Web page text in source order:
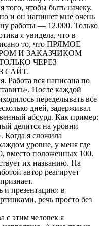
того, чтобы быть начеку.
и он напишет мне очень
работы — 12.000. Только
я увидела, что в
то, что ПРЯМОЕ
И ЗАКАЗЧИКОМ
ЧЕРЕЗ
САЙТ.
Работа вся написана по
После каждой
переделывать все
дней, задерживал
абсурд. Как пример:
делится на уровни
Когда я сложила
уровне, у меня где
вместо положенных 100.
их названию. На
автор реагирует
и презентацию: в
речь просто без
с этим человек я